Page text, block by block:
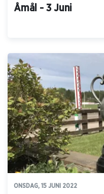
Åmål - 3 Juni
ONSDAG, 15 JUNI 2022